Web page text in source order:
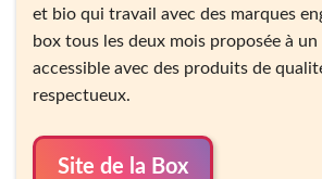
et bio qui travail avec des marques
box tous les deux mois proposée à
accessible avec des produits de
respectueux.
Site de la Box